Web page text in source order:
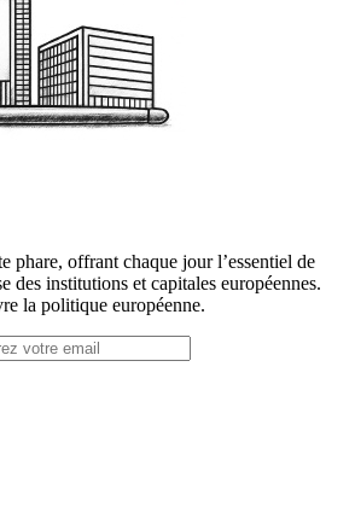
phare, offrant chaque jour l’essentiel de
des institutions et capitales européennes.
la politique européenne.